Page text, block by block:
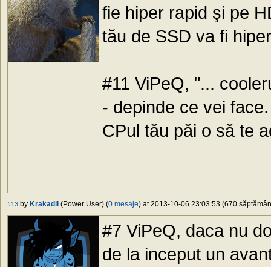
fie hiper rapid şi pe
tău de SSD va fi
#11 ViPeQ, "...
- depinde ce vei
CPul tău păi o să te
#13 by Krakadil (Power User) (0 mesaje) at 2013-10-06 23:03:53 (670
#7 ViPeQ, daca nu
de la inceput un